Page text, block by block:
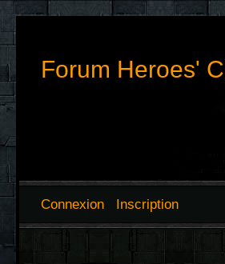
Forum Heroes'
Connexion Inscription